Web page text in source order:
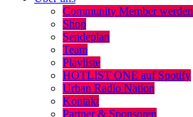
Community Member werden
Shop
Sendeplan
Team
Playliste
HOTLIST ONE auf Spotify
Urban Radio Nation
Kontakt
Partner & Sponsoren